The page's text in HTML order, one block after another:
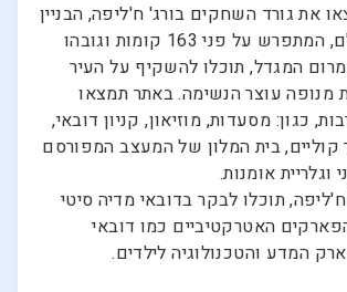
את גורד השחקים בורג' ח'ליפה, הבניין
הגבוה בעולם, המתפרש על פני 163 קומות וגובהו
ממרום המגדל, תוכלו להשקיף על העיר
מנופה עוצר הנשימה. באתר תמצאו
כגון: מסעדות, מוזיאון, קניון דובאי,
קוליים, בית המלון של המעצב המפורסם
וגלריית אומנות.
תוכלו לבקר בדובאי מדיה סיטי
האטרקטיביים כמו דובאי
המדע והטכנולוגיה לילדים.